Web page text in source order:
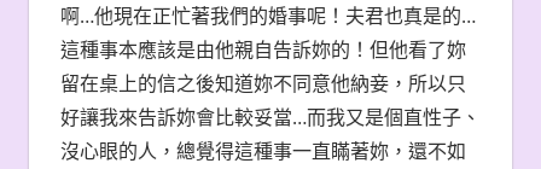
啊…他現在正忙著我們的婚事呢！夫君也真是的…
這種事本應該是由他親自告訴妳的！但他看了妳
留在桌上的信之後知道妳不同意他納妾，所以只
好讓我來告訴妳會比較妥當…而我又是個直性子、
沒心眼的人，總覺得這種事一直瞞著妳，還不如